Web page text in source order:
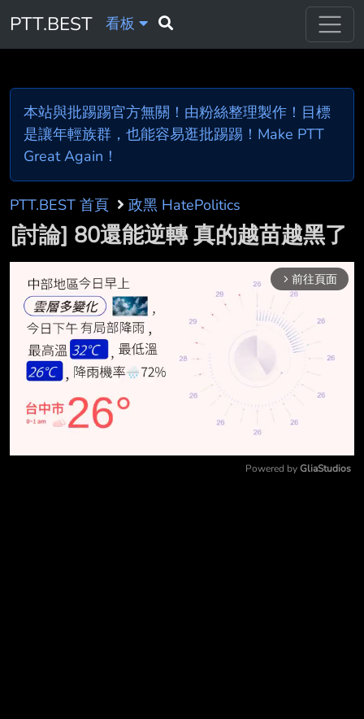
PTT.BEST 看板
本站與批踢踢官方無關！由粉絲整理製作！目標
是讓年輕族群，也能容易逛批踢踢！Make PTT
Great Again！
PTT.BEST 首頁 政黑 HatePolitics
[討論] 80還能逆轉 真的越苗越黑了
arrow_forward_ios 前往頁面
Powered by GliaStudios